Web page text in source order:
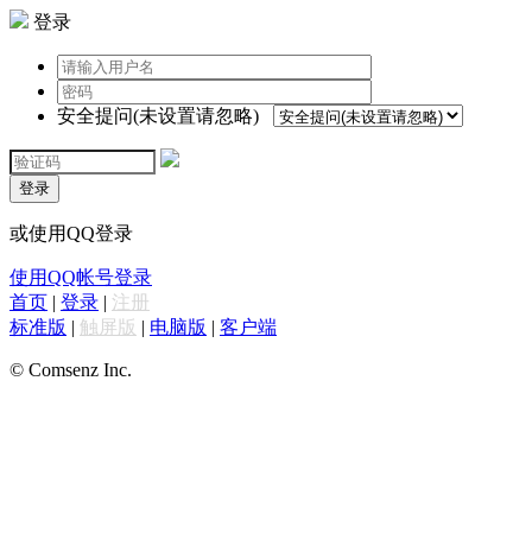
登录
安全提问(未设置请忽略)
登录
或使用QQ登录
使用QQ帐号登录
首页 | 登录 | 注册
标准版 | 触屏版 | 电脑版 | 客户端
© Comsenz Inc.